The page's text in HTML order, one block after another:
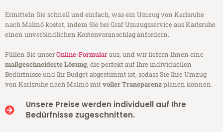
Ermitteln Sie schnell und einfach, was ein Umzug von Karlsruhe
nach Malmö kostet, indem Sie bei Graf Umzugsservice aus Karlsruhe
einen unverbindlichen Kostenvoranschlag anfordern.
Füllen Sie unserOnline-Formularaus, und wir liefern Ihnen eine
maßgeschneiderte Lösung, die perfekt auf Ihre individuellen
Bedürfnisse und Ihr Budget abgestimmt ist, sodass Sie Ihre Umzug
von Karlsruhe nach Malmö mitvoller Transparenzplanen können.
Unsere Preise werden individuell auf Ihre
Bedürfnisse zugeschnitten.